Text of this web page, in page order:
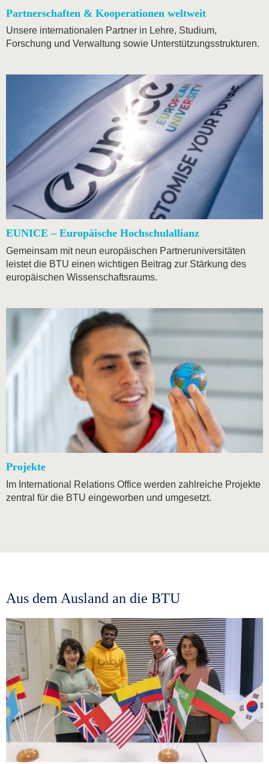
Partnerschaften & Kooperationen weltweit
Unsere internationalen Partner in Lehre, Studium,
Forschung und Verwaltung sowie Unterstützungsstrukturen.
EUNICE – Europäische Hochschulallianz
Gemeinsam mit neun europäischen Partneruniversitäten
leistet die BTU einen wichtigen Beitrag zur Stärkung des
europäischen Wissenschaftsraums.
Projekte
Im International Relations Office werden zahlreiche Projekte
zentral für die BTU eingeworben und umgesetzt.
Aus dem Ausland an die BTU